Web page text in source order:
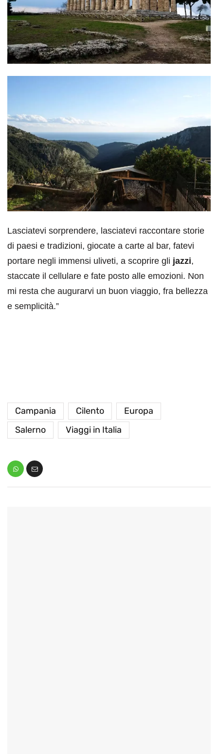
Lasciatevi sorprendere, lasciatevi raccontare storie
di paesi e tradizioni, giocate a carte al bar, fatevi
portare negli immensi uliveti, a scoprire gli jazzi,
staccate il cellulare e fate posto alle emozioni. Non
mi resta che augurarvi un buon viaggio, fra bellezza
e semplicità.”
Campania Cilento
Europa
Salerno
Viaggi in Italia